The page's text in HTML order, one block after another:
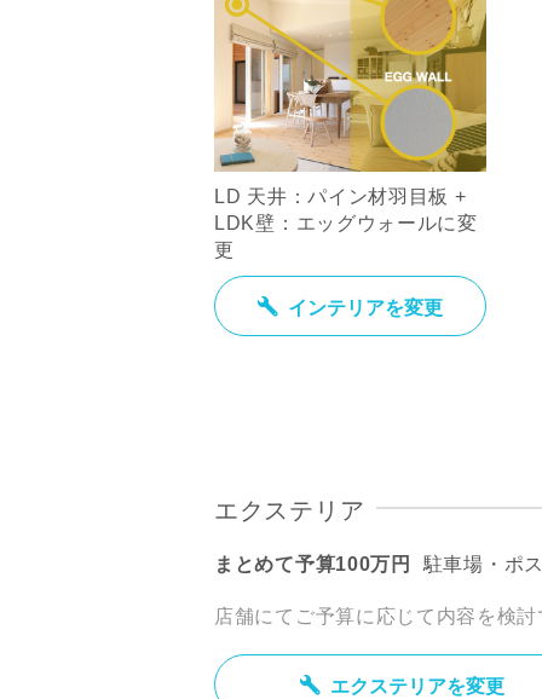
LD 天井：パイン材羽目板 +
LDK壁：エッグウォールに変
更
インテリアを変更
エクステリア
まとめて予算100万円 駐車場・ポ
店舗にてご予算に応じて内容を検
エクステリアを変更